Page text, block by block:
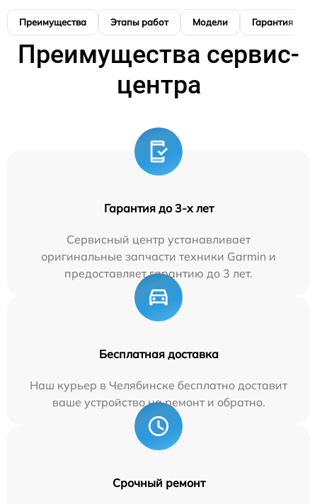
Преимущества Этапы работ Модели Гарантия
Преимущества сервис-
центра
Гарантия до 3-х лет
Сервисный центр устанавливает
оригинальные запчасти техники Garmin и
предоставляет гарантию до 3 лет.
Бесплатная доставка
Наш курьер в Челябинске бесплатно доставит
ваше устройство на ремонт и обратно.
Срочный ремонт